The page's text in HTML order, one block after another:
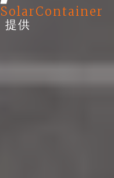
SolarContainer
提供